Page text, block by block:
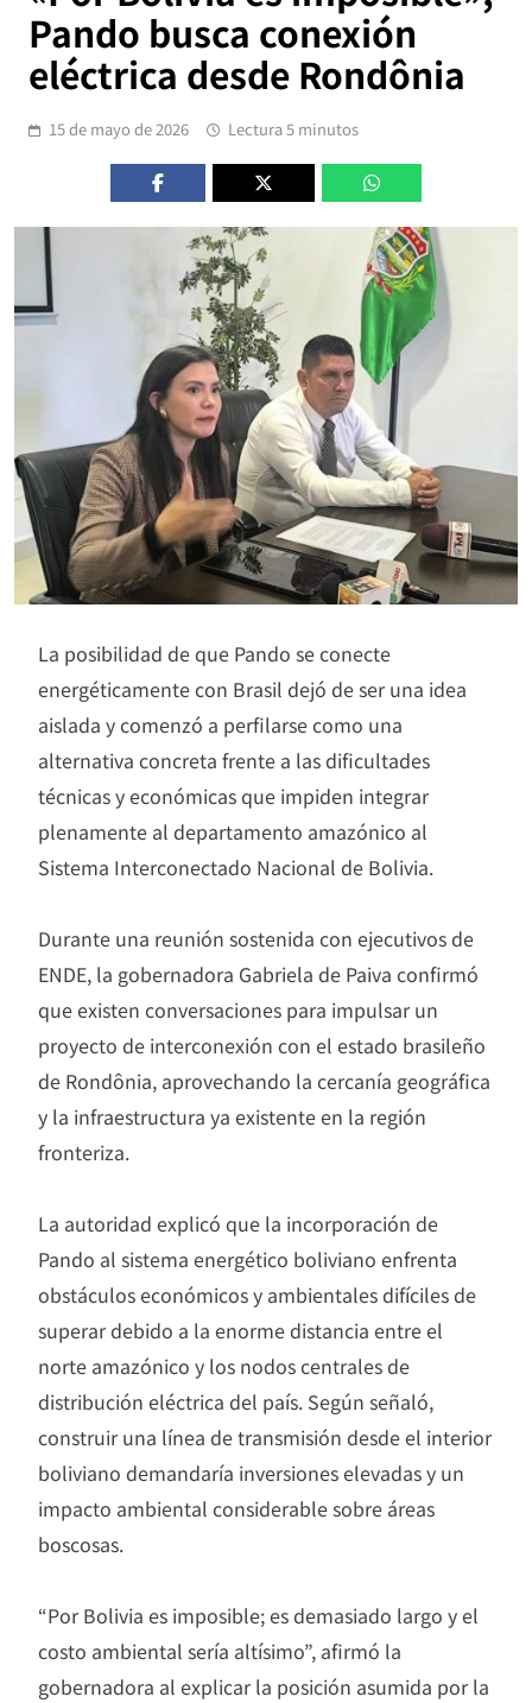
Pando busca conexión
eléctrica desde Rondônia
15 de mayo de 2026 Lectura 5 minutos
La posibilidad de que Pando se conecte
energéticamente con Brasil dejó de ser una idea
aislada y comenzó a perfilarse como una
alternativa concreta frente a las dificultades
técnicas y económicas que impiden integrar
plenamente al departamento amazónico al
Sistema Interconectado Nacional de Bolivia.
Durante una reunión sostenida con ejecutivos de
ENDE, la gobernadora Gabriela de Paiva confirmó
que existen conversaciones para impulsar un
proyecto de interconexión con el estado brasileño
de Rondônia, aprovechando la cercanía geográfica
y la infraestructura ya existente en la región
fronteriza.
La autoridad explicó que la incorporación de
Pando al sistema energético boliviano enfrenta
obstáculos económicos y ambientales difíciles de
superar debido a la enorme distancia entre el
norte amazónico y los nodos centrales de
distribución eléctrica del país. Según señaló,
construir una línea de transmisión desde el interior
boliviano demandaría inversiones elevadas y un
impacto ambiental considerable sobre áreas
boscosas.
“Por Bolivia es imposible; es demasiado largo y el
costo ambiental sería altísimo”, afirmó la
gobernadora al explicar la posición asumida por la